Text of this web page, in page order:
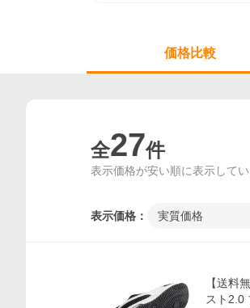
価格比較
全27件
表示価格が安い順に表示して
表示価格： 実質価格
【送料
スト2.0